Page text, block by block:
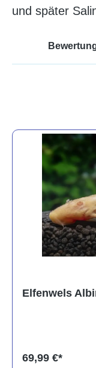
und später
Elfenwels
69,99 €*